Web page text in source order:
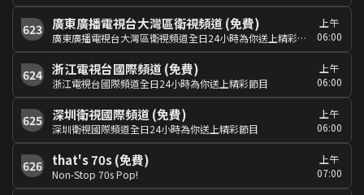
623 廣東廣播電視台大灣區衛視頻道 (免費)
廣東廣播電視台大灣區衛視頻道全日24小時為你送上精彩節目
上午
06:00
624 浙江電視台國際頻道 (免費)
浙江電視台國際頻道全日24小時為你送上精彩節目
上午
06:00
625 深圳衛視國際頻道 (免費)
深圳衛視國際頻道全日24小時為你送上精彩節目
上午
06:00
626 that's 70s (免費)
Non-Stop 70s Pop!
上午
07:00